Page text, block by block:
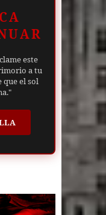
este
a tu
el sol